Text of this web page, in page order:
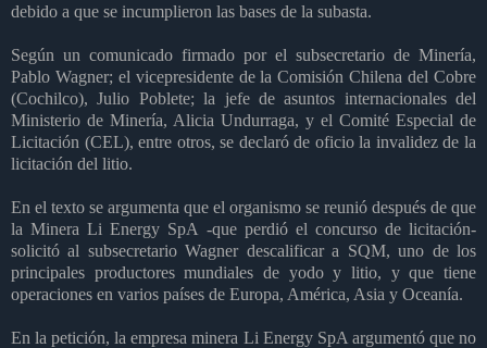
debido a que se incumplieron las bases de la subasta.
Según un comunicado firmado por el subsecretario de Minería,
Pablo Wagner; el vicepresidente de la Comisión Chilena del Cobre
(Cochilco), Julio Poblete; la jefe de asuntos internacionales del
Ministerio de Minería, Alicia Undurraga, y el Comité Especial de
Licitación (CEL), entre otros, se declaró de oficio la invalidez de la
licitación del litio.
En el texto se argumenta que el organismo se reunió después de que
la Minera Li Energy SpA -que perdió el concurso de licitación-
solicitó al subsecretario Wagner descalificar a SQM, uno de los
principales productores mundiales de yodo y litio, y que tiene
operaciones en varios países de Europa, América, Asia y Oceanía.
En la petición, la empresa minera Li Energy SpA argumentó que no